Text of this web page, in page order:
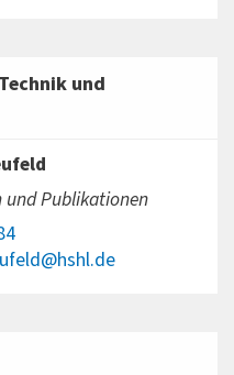
und
und Publikationen